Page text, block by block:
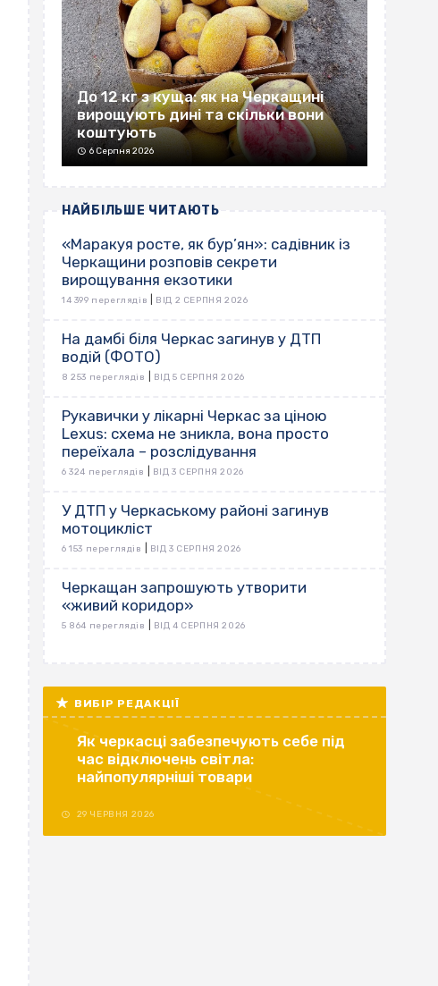
До 12 кг з куща: як на Черкащині
вирощують дині та скільки вони
коштують
6 Серпня 2026
НАЙБІЛЬШЕ ЧИТАЮТЬ
«Маракуя росте, як бур’ян»: садівник із
Черкащини розповів секрети
вирощування екзотики
14 399 переглядів ВІД 2 СЕРПНЯ 2026
На дамбі біля Черкас загинув у ДТП
водій (ФОТО)
8 253 переглядів ВІД 5 СЕРПНЯ 2026
Рукавички у лікарні Черкас за ціною
Lexus: схема не зникла, вона просто
переїхала – розслідування
6 324 переглядів ВІД 3 СЕРПНЯ 2026
У ДТП у Черкаському районі загинув
мотоцикліст
6 153 переглядів ВІД 3 СЕРПНЯ 2026
Черкащан запрошують утворити
«живий коридор»
5 864 переглядів ВІД 4 СЕРПНЯ 2026
ВИБІР РЕДАКЦІЇ
Як черкасці забезпечують себе під
час відключень світла:
найпопулярніші товари
29 ЧЕРВНЯ 2026